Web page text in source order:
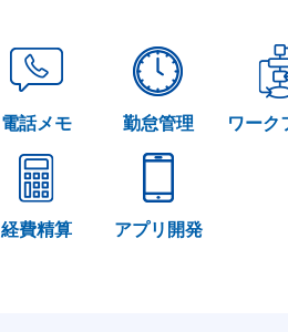
電話メモ 勤怠管理 ワーク
経費精算 アプリ開発